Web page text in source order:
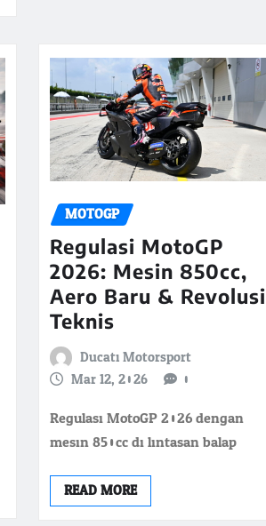
MOTOGP
Regulasi MotoGP
2026: Mesin 850cc,
Aero Baru & Revolusi
Teknis
Ducati Motorsport
Mar 12, 2026
0
Regulasi MotoGP 2026 dengan
mesin 850cc di lintasan balap
READ MORE